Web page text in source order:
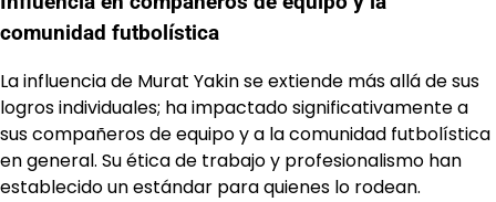
comunidad futbolística
La influencia de Murat Yakin se extiende más allá de sus
logros individuales; ha impactado significativamente a
sus compañeros de equipo y a la comunidad futbolística
en general. Su ética de trabajo y profesionalismo han
establecido un estándar para quienes lo rodean.